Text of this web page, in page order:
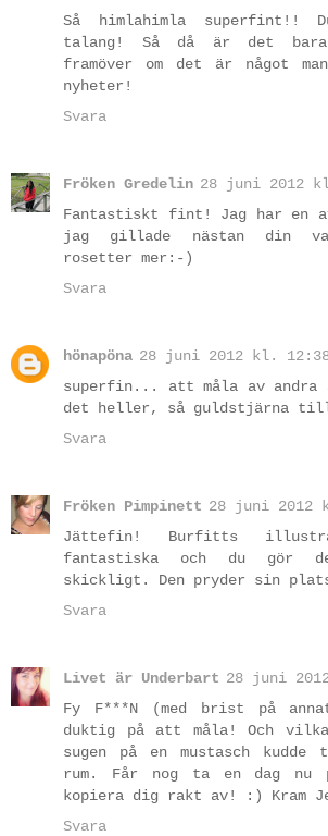
Så himlahimla superfint!!
talang! Så då är det
framöver om det är något
nyheter!
Svara
Fröken Gredelin 28 juni 2012
Fantastiskt fint! Jag har en
jag gillade nästan din
rosetter mer:-)
Svara
hönapöna 28 juni 2012 kl.
superfin... att måla av
det heller, så guldstjärna
Svara
Fröken Pimpinett 28 juni 2012
Jättefin! Burfitts
fantastiska och du gör
skickligt. Den pryder sin
Svara
Livet är Underbart 28 juni
Fy F***N (med brist på
duktig på att måla! Och
sugen på en mustasch
rum. Får nog ta en dag nu
kopiera dig rakt av! :) Kram
Svara